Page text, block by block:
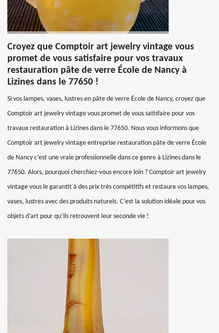
Croyez que Comptoir art jewelry vintage vous
promet de vous satisfaire pour vos travaux
restauration pâte de verre École de Nancy à
Lizines dans le 77650 !
Si vos lampes, vases, lustres en pâte de verre École de Nancy, croyez que
Comptoir art jewelry vintage vous promet de vous satisfaire pour vos
travaux restauration à Lizines dans le 77650. Nous vous informons que
Comptoir art jewelry vintage entreprise restauration pâte de verre École
de Nancy c’est une vraie professionnelle dans ce genre à Lizines dans le
77650. Alors, pourquoi cherchiez-vous encore loin ? Comptoir art jewelry
vintage vous le garantit à des prix très compétitifs et restaure vos lampes,
vases, lustres avec des produits naturels. C’est la solution idéale pour vos
objets d’art pour qu’ils retrouvent leur seconde vie !